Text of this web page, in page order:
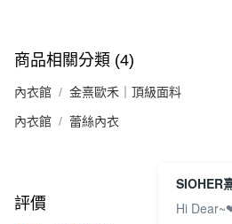
商品相關分類 (4)
內衣館 金熹歐禾｜頂級面料
內衣館 蕾絲內衣
評價
SIOHER
Hi